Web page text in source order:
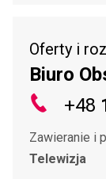
Oferty i
Biuro
+48
Zawieranie i
Telewizja